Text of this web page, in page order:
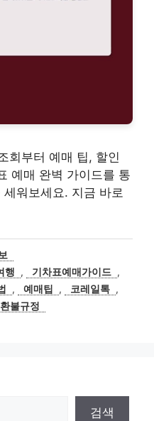
회부터 예매 팁, 할인
예매 완벽 가이드를 통
워보세요. 지금 바로
행 , 기차표예매가이드 ,
, 예매팁 , 코레일톡 ,
환불규정
검색